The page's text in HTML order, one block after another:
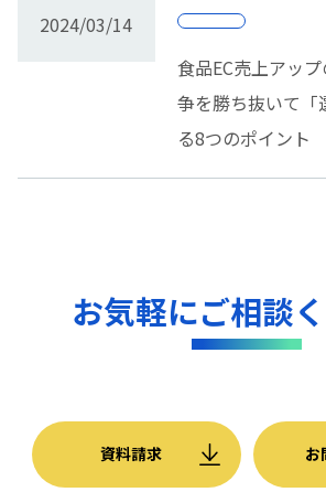
2024/03/14
食品EC売上アッ
争を勝ち抜いて「
る8つのポイント
お気軽にご相談
資料請求 お